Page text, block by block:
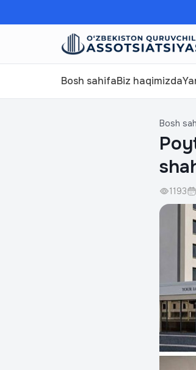
Bosh sahifaBiz haqimizda
Bosh
1193